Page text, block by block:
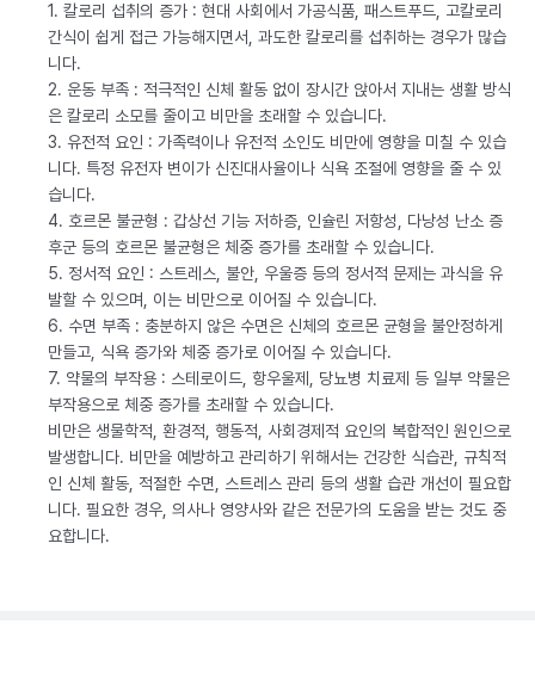
1. 칼로리 섭취의 증가 : 현대 사회에서 가공식품, 패스트푸드, 고칼로리
간식이 쉽게 접근 가능해지면서, 과도한 칼로리를 섭취하는 경우가 많습
니다.
2. 운동 부족 : 적극적인 신체 활동 없이 장시간 앉아서 지내는 생활 방식
은 칼로리 소모를 줄이고 비만을 초래할 수 있습니다.
3. 유전적 요인 : 가족력이나 유전적 소인도 비만에 영향을 미칠 수 있습
니다. 특정 유전자 변이가 신진대사율이나 식욕 조절에 영향을 줄 수 있
습니다.
4. 호르몬 불균형 : 갑상선 기능 저하증, 인슐린 저항성, 다낭성 난소 증
후군 등의 호르몬 불균형은 체중 증가를 초래할 수 있습니다.
5. 정서적 요인 : 스트레스, 불안, 우울증 등의 정서적 문제는 과식을 유
발할 수 있으며, 이는 비만으로 이어질 수 있습니다.
6. 수면 부족 : 충분하지 않은 수면은 신체의 호르몬 균형을 불안정하게
만들고, 식욕 증가와 체중 증가로 이어질 수 있습니다.
7. 약물의 부작용 : 스테로이드, 항우울제, 당뇨병 치료제 등 일부 약물은
부작용으로 체중 증가를 초래할 수 있습니다.
비만은 생물학적, 환경적, 행동적, 사회경제적 요인의 복합적인 원인으로
발생합니다. 비만을 예방하고 관리하기 위해서는 건강한 식습관, 규칙적
인 신체 활동, 적절한 수면, 스트레스 관리 등의 생활 습관 개선이 필요합
니다. 필요한 경우, 의사나 영양사와 같은 전문가의 도움을 받는 것도 중
요합니다.